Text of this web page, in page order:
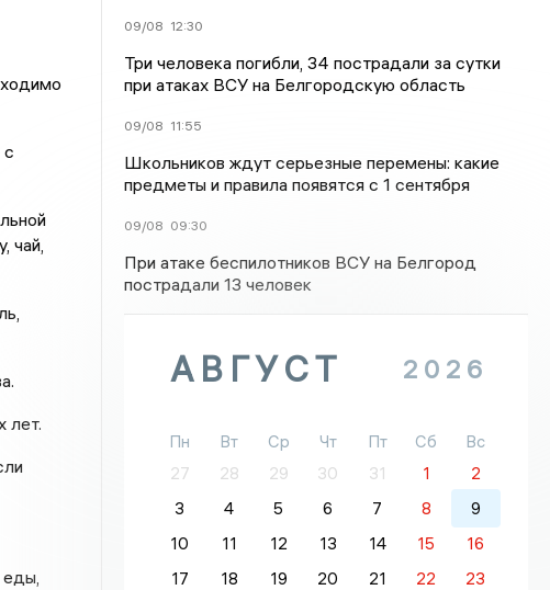
с
чай,
лет.
еды,
09/08 12:30
Три человека погибли, 34 пострадали за сутки
при атаках ВСУ на Белгородскую область
09/08 11:55
Школьников ждут серьезные перемены: какие
предметы и правила появятся с 1 сентября
09/08 09:30
При атаке беспилотников ВСУ на Белгород
пострадали 13 человек
АВГУСТ 2026
Пн Вт Ср Чт Пт Сб
Вс
27
28 29 30 31 1
2
3
4 5 6 7 8
9
10
11 12 13 14 15
16
17
18 19 20 21 22
23